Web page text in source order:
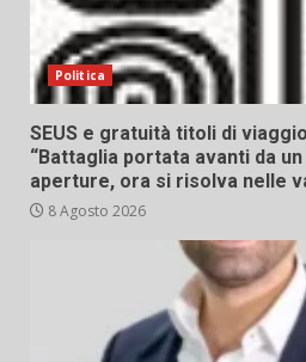
Politica
SEUS e gratuità titoli di
“Battaglia portata avanti da
aperture, ora si risolva nelle
8 Agosto 2026